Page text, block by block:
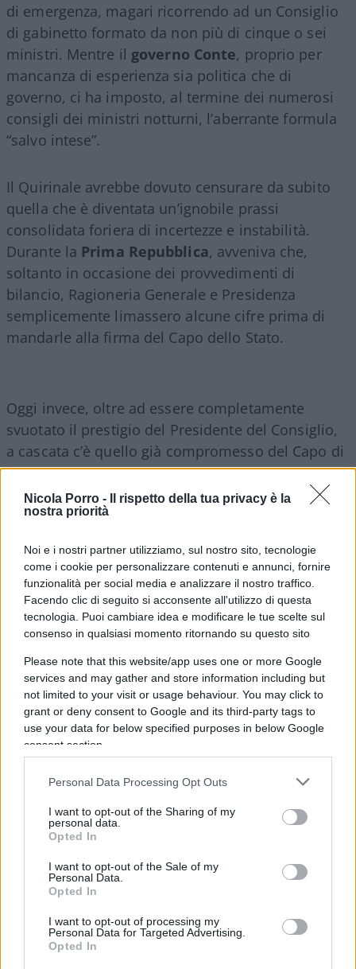
Nicola Porro -
Il rispetto della tua privacy è la
nostra priorità
Noi e i nostri partner utilizziamo, sul nostro sito, tecnologie
come i cookie per personalizzare contenuti e annunci, fornire
funzionalità per social media e analizzare il nostro traffico.
Facendo clic di seguito si acconsente all'utilizzo di questa
tecnologia. Puoi cambiare idea e modificare le tue scelte sul
consenso in qualsiasi momento ritornando su questo sito
Please note that this website/app uses one or more Google
services and may gather and store information including but
not limited to your visit or usage behaviour. You may click to
grant or deny consent to Google and its third-party tags to
use your data for below specified purposes in below Google
consent section.
Personal Data Processing Opt Outs
I want to opt-out of the Sharing of my
personal data.
Opted In
I want to opt-out of the Sale of my
Personal Data.
Opted In
I want to opt-out of processing my
Personal Data for Targeted Advertising.
Opted In
di emergenza, magari ricorrendo ad un Consiglio
di gabinetto formato da non più di cinque o sei
ministri. Mentre il governo Conte, proprio per
mancanza di esperienza sia politica che di
governo, ci ha imposto, al termine dei numerosi
consigli dei ministri notturni, l’aberrante formula
“salvo intese”.
Il Quirinale avrebbe dovuto censurare da subito
quella che è diventata un’ignobile prassi
consolidata foriera di incertezze e instabilità.
Durante la Prima Repubblica, avveniva che,
soltanto in occasione dei provvedimenti di
bilancio, Ragioneria Generale e Presidenza
semplicemente limassero alcune cifre prima di
mandarle alla firma del Capo dello Stato.
Oggi invece, oltre ad essere completamente
svuotato il prestigio del Presidente del Consiglio,
a cascata c’è quello già compromesso del Capo di
gabinetto, oggi Segretario generale, nonché del
responsabile del DAG, Dipartimento degli affari
giuridici. Tradizionalmente giuristi di valore,
Pubblica, capaci anche di coordinare l’attività dei
colleghi degli altri ministeri. Per non sembrare
nostalgici della Prima Repubblica, va evidenziato
che anche nella Seconda, con Gianni Letta,
Sottosegretario alla Presidenza del Consiglio, e
con Antonio Catricalà, prima, e Mauro Masi, poi, a
ricoprire l’incarico di Segretario generale di
Palazzo Chigi, mai sono avvenute fughe di notizie
clamorose come quella di sabato notte.
Con il governo Berlusconi, una ritualità,
riunione di pre-consiglio nella Sala Verde al terzo
piano diPalazzo Chigi
colore della tappezzeria che ricopre pareti e sedie
volta a concertare, in anticipo e nei dettagli, i
Consiglio dei Ministri.